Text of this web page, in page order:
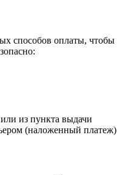
способов оплаты, чтобы
из пункта выдачи
(наложенный платеж)